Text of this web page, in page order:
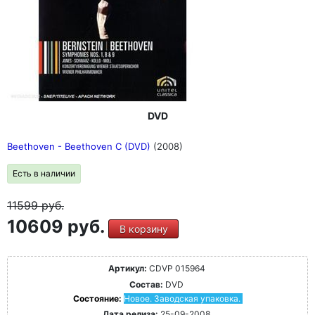
DVD
Beethoven - Beethoven C (DVD) (2008)
Есть в наличии
11599руб.
10609 руб. В корзину
Артикул: CDVP 015964
Состав: DVD
Состояние: Новое. Заводская упаковка.